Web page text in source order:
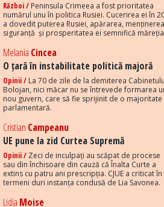
Război / Peninsula Crimeea a fost prioritatea
numărul unu în politica Rusiei. Cucerirea ei în
a dovedit puterea Rusiei, apărarea,
siguranță și prosperitatea ei semnifică
Melania Cincea
O țară în instabilitate politică majoră
Opinii / La 70 de zile de la demiterea
Bolojan, nici măcar nu se întrevede formarea
nou guvern, care să fie sprijinit de o majoritate
parlamentară.
Cristian Campeanu
UE pune la zid Curtea Supremă
Opinii / Zeci de inculpați au scăpat de procese
sau din închisoare din cauză că Înalta Curte a
extins cu patru ani prescripția. CJUE a criticat în
termeni duri instanța condusă de Lia Savonea.
Lidia Moise